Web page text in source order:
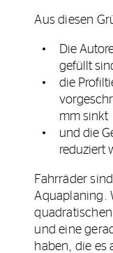
Aus diesen
Die
gefüllt
die
mm sinkt
und die
reduziert
Fahrräder
Aquaplaning.
und eine
haben, die es